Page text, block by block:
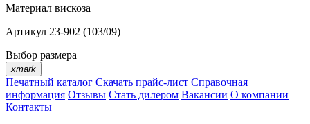
Материал вискоза
Артикул 23-902 (103/09)
Выбор размера
xmark
Печатный каталог Скачать прайс-лист Справочная
информация Отзывы Стать дилером Вакансии О компании
Контакты